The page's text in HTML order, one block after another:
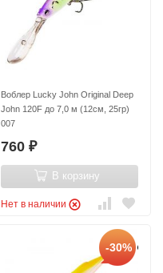
Воблер Lucky John Original Deep
John 120F до 7,0 м (12см, 25гр)
007
760 ₽
В корзину
Нет в наличии
-30%